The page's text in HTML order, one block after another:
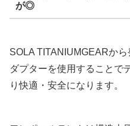
が◎
SOLA TITANIUMGEARか
ダプターを使用することで
り快適・安全になります。